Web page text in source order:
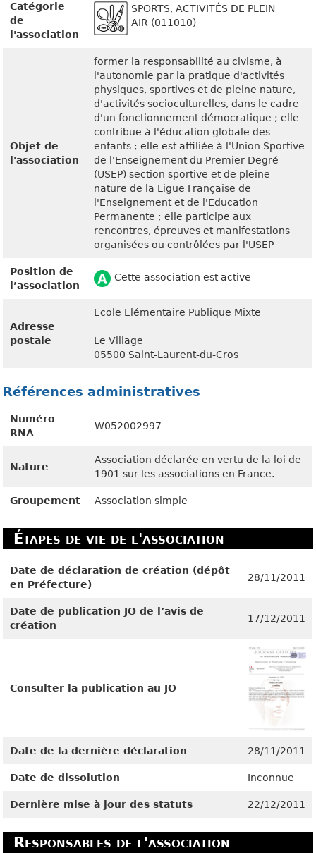
Catégorie
de
l'association
SPORTS, ACTIVITÉS DE PLEIN
AIR (011010)
Objet de
l'association
former la responsabilité au civisme, à
l'autonomie par la pratique d'activités
physiques, sportives et de pleine nature,
d'activités socioculturelles, dans le cadre
d'un fonctionnement démocratique ; elle
contribue à l'éducation globale des
enfants ; elle est affiliée à l'Union Sportive
de l'Enseignement du Premier Degré
(USEP) section sportive et de pleine
nature de la Ligue Française de
l'Enseignement et de l'Education
Permanente ; elle participe aux
rencontres, épreuves et manifestations
organisées ou contrôlées par l'USEP
Position de
l’association
Cette association est active
Adresse
postale
Ecole Elémentaire Publique Mixte
Le Village
05500 Saint-Laurent-du-Cros
Références administratives
Numéro
RNA
W052002997
Nature
Association déclarée en vertu de la loi de
1901 sur les associations en France.
Groupement Association simple
Étapes de vie de l'association
Date de déclaration de création (dépôt
en Préfecture)
28/11/2011
Date de publication JO de l’avis de
création
17/12/2011
Consulter la publication au JO
Date de la dernière déclaration 28/11/2011
Date de dissolution Inconnue
Dernière mise à jour des statuts 22/12/2011
Responsables de l'association